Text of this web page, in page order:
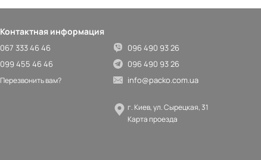
Контактная информация
067 333 46 46
099 455 46 46
Перезвонить вам?
096 490 93 26
096 490 93 26
info@packo.com.ua
г. Киев, ул. Сырецкая, 31
Карта проезда